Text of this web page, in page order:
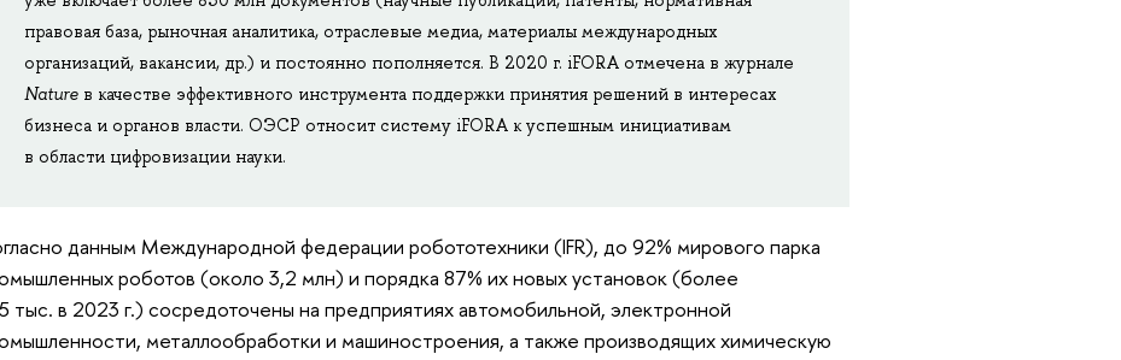
правовая база, рыночная аналитика, отраслевые медиа, материалы международных
организаций, вакансии, др.) и постоянно пополняется. В 2020 г. iFORA отмечена в журнале
Nature в качестве эффективного инструмента поддержки принятия решений в интересах
бизнеса и органов власти. ОЭСР относит систему iFORA к успешным инициативам
в области цифровизации науки.
данным Международной федерации робототехники (IFR), до 92% мирового парка
роботов (около 3,2 млн) и порядка 87% их новых установок (более
тыс. в 2023 г.) сосредоточены на предприятиях автомобильной, электронной
металлообработки и машиностроения, а также производящих химическую